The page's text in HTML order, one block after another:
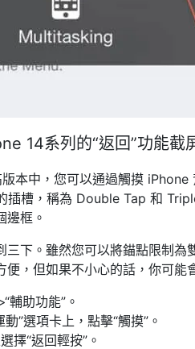
14系列的“返回”功能截
本中，您可以通過觸摸
插槽，稱為 Double Tap 和
邊框。
三下。雖然您可以將錨點限制
便，但如果不小心的話，你可能
輔助功能”。
”選項卡上，點擊“觸摸”。
擇“返回輕按”。